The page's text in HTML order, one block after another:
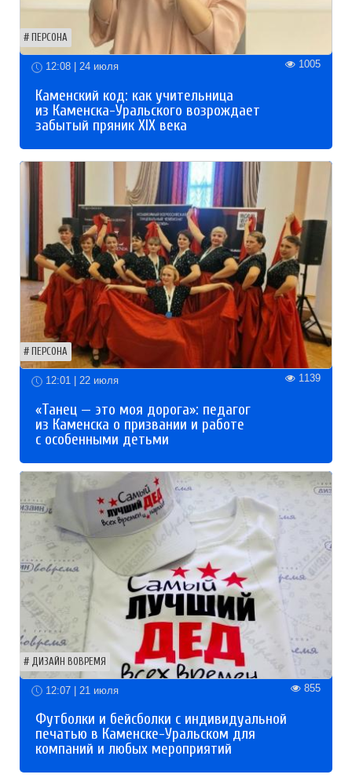
ПЕРСОНА
12:08 | 24 июля 1005
Каменский код: как учительница
из Каменска-Уральского возрождает
забытый пряник XIX века
ПЕРСОНА
12:01 | 22 июля 1139
«Танец — это моя дорога»: педагог
из Каменска о призвании и работе
с особенными детьми
ДИЗАЙН ВОВРЕМЯ
12:07 | 21 июля 855
Футболки и бейсболки с индивидуальной
печатью в Каменске-Уральском для
компаний и любых мероприятий